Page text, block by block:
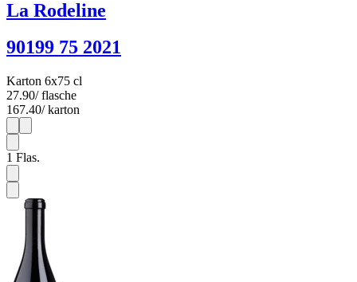
La Rodeline
90199 75 2021
Karton 6x75 cl
27.90/ flasche
167.40/ karton
1
1 Flas.